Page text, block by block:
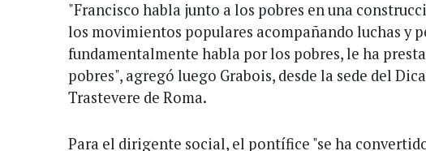
"Francisco habla junto a los pobres en una
los movimientos populares acompañando luchas y
fundamentalmente habla por los pobres, le ha
pobres", agregó luego Grabois, desde la sede del
Trastevere de Roma.
Para el dirigente social, el pontífice "se ha